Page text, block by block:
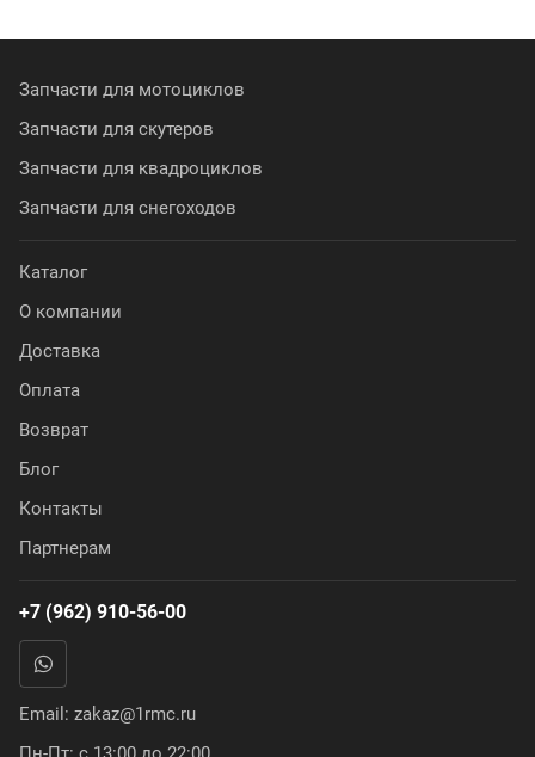
Запчасти для мотоциклов
Запчасти для скутеров
Запчасти для квадроциклов
Запчасти для снегоходов
Каталог
О компании
Доставка
Оплата
Возврат
Блог
Контакты
Партнерам
+7 (962) 910-56-00
Email: zakaz@1rmc.ru